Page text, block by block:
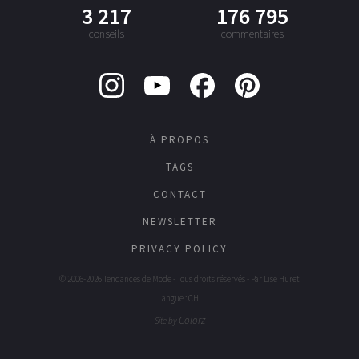
3 217
conseils
176 795
commentaires
À PROPOS
TAGS
CONTACT
NEWSLETTER
PRIVACY POLICY
© 2006-2026 Tendances de Mode - Tous droits réservés - Par Lise Huret
Langue : CH
Site by Colorz